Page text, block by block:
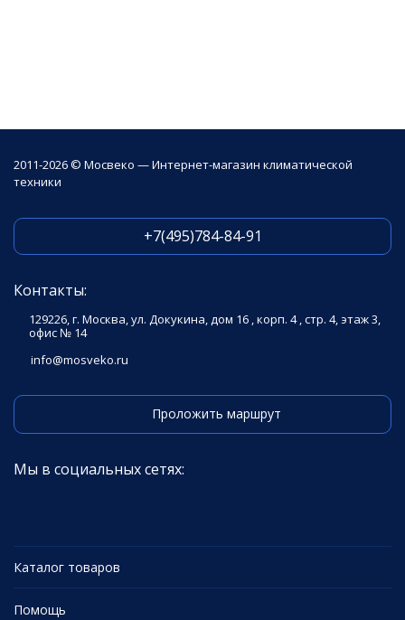
2011-2026 © Мосвеко — Интернет-магазин климатической
техники
+7(495)784-84-91
Контакты:
129226, г. Москва, ул. Докукина, дом 16 , корп. 4 , стр. 4, этаж 3,
офис № 14
info@mosveko.ru
Проложить маршрут
Мы в социальных сетях:
Каталог товаров
Помощь